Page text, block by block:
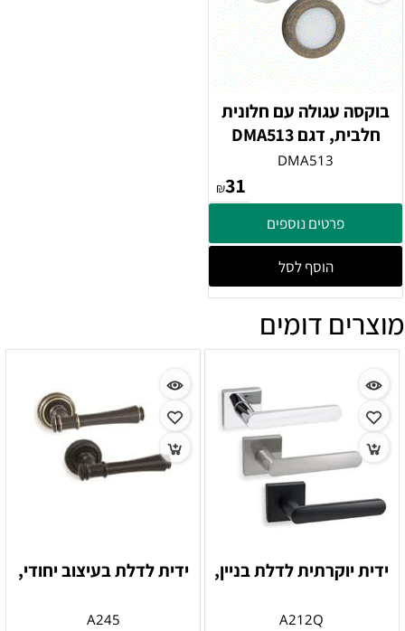
בוקסה עגולה עם חלונית
חלבית, דגם DMA513
DMA513
₪31
פרטים נוספים
הוסף לסל
מוצרים דומים
ידית יוקרתית לדלת בניין,
A212Q
ידית לדלת בעיצוב יחודי,
A245